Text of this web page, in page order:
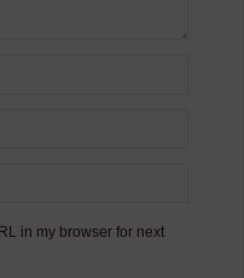
in my browser for next